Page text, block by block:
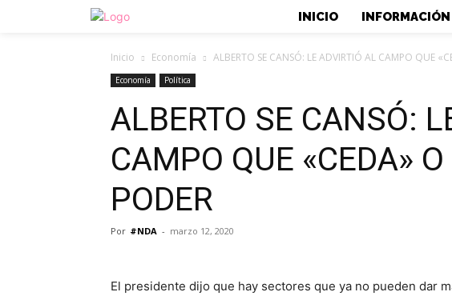
INICIO
Inicio Economía ALBERTO SE CANSÓ: LE ADVIRTIÓ AL CAMPO QUE
Economía Política
ALBERTO SE CANSÓ:
CAMPO QUE «CEDA»
PODER
Por #NDA - marzo 12, 2020
El presidente dijo que hay sectores que ya no pueden dar